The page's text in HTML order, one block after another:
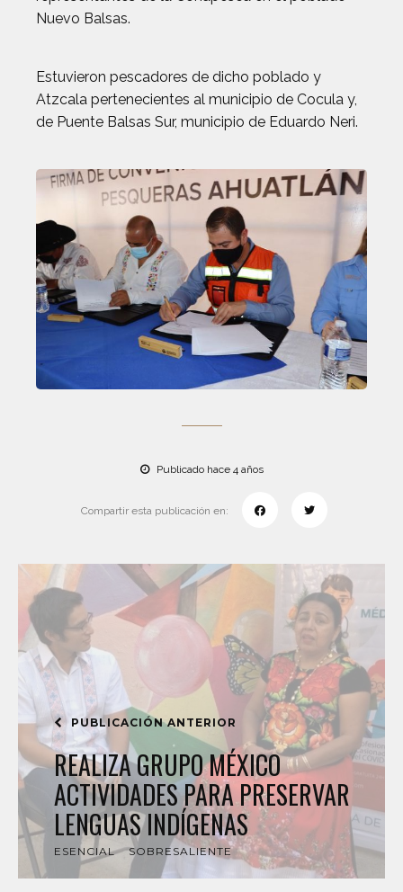
Nuevo Balsas.
Estuvieron pescadores de dicho poblado y
Atzcala pertenecientes al municipio de Cocula y,
de Puente Balsas Sur, municipio de Eduardo Neri.
Publicado hace 4 años
Compartir esta publicación en:
PUBLICACIÓN ANTERIOR
REALIZA GRUPO MÉXICO
ACTIVIDADES PARA PRESERVAR
LENGUAS INDÍGENAS
ESENCIAL SOBRESALIENTE